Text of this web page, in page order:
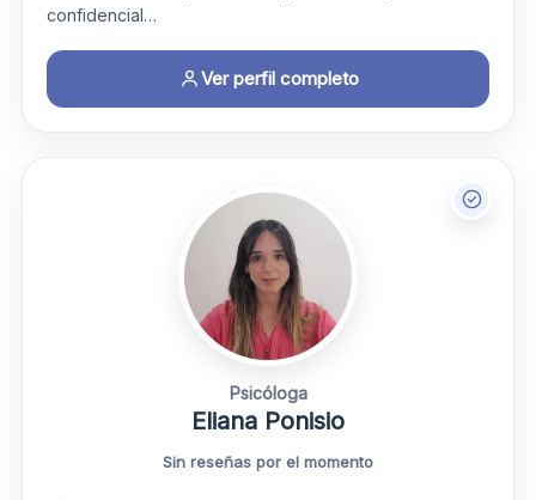
confidencial…
Ver perfil completo
Psicóloga
Eliana Ponisio
Sin reseñas por el momento